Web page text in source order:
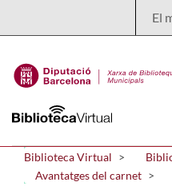
El
Biblioteca Virtual
Avantatges del carnet